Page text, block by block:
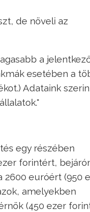
de növeli az
a
esetében a
Adataink
egy részében
forintért,
2600 euróért (950
amelyekben
(450 ezer